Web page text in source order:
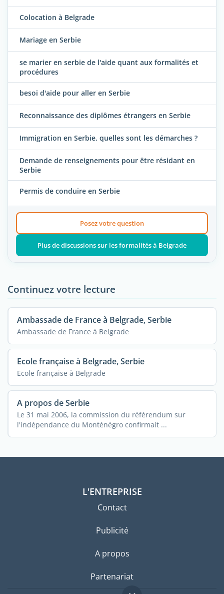
Colocation à Belgrade
Mariage en Serbie
se marier en serbie de l'aide quant aux formalités et
procédures
besoi d'aide pour aller en Serbie
Reconnaissance des diplômes étrangers en Serbie
Immigration en Serbie, quelles sont les démarches ?
Demande de renseignements pour être résidant en
Serbie
Permis de conduire en Serbie
Posez votre question
Plus de discussions sur les formalités à Belgrade
Continuez votre lecture
Ambassade de France à Belgrade, Serbie
Ambassade de France à Belgrade
Ecole française à Belgrade, Serbie
Ecole française à Belgrade
A propos de Serbie
Le 31 mai 2006, la commission du référendum sur
l'indépendance du Monténégro confirmait ...
L'ENTREPRISE
Contact
Publicité
A propos
Partenariat